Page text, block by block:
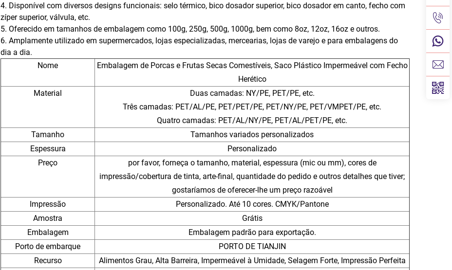
4. Disponível com diversos designs funcionais: selo térmico, bico dosador superior, bico dosador em canto, fecho com
zíper superior, válvula, etc.
5. Oferecido em tamanhos de embalagem como 100g, 250g, 500g, 1000g, bem como 8oz, 12oz, 16oz e outros.
6. Amplamente utilizado em supermercados, lojas especializadas, mercearias, lojas de varejo e para embalagens do
dia a dia.
Nome
Embalagem de Porcas e Frutas Secas Comestíveis, Saco Plástico Impermeável com Fecho
Herético
Material
Duas camadas: NY/PE, PET/PE, etc.
Três camadas: PET/AL/PE, PET/PET/PE, PET/NY/PE, PET/VMPET/PE, etc.
Quatro camadas: PET/AL/NY/PE, PET/AL/PET/PE, etc.
Tamanho
Tamanhos variados personalizados
Espessura
Personalizado
Preço
por favor, forneça o tamanho, material, espessura (mic ou mm), cores de
impressão/cobertura de tinta, arte-final, quantidade do pedido e outros detalhes que tiver;
gostaríamos de oferecer-lhe um preço razoável
Impressão
Personalizado. Até 10 cores. CMYK/Pantone
Amostra
Grátis
Embalagem
Embalagem padrão para exportação.
Porto de embarque
PORTO DE TIANJIN
Recurso
Alimentos Grau, Alta Barreira, Impermeável à Umidade, Selagem Forte, Impressão Perfeita